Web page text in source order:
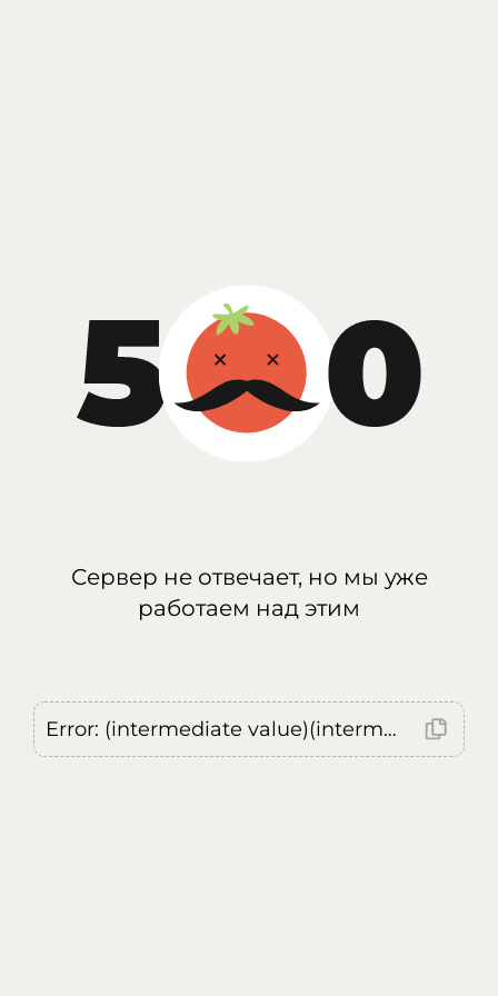
Сервер не отвечает, но мы уже
работаем над этим
Error: (intermediate value)(intermediate value)(intermediate value).replaceAll is not a function